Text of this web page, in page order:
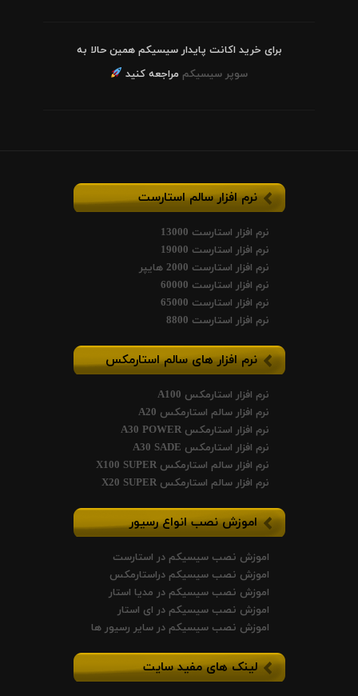
برای خرید اکانت پایدار سیسیکم همین حالا به
سوپر سیسیکم مراجعه کنید
نرم افزار سالم استارست
نرم افزار استارست 13000
نرم افزار استارست 19000
نرم افزار استارست 2000 هایپر
نرم افزار استارست 60000
نرم افزار استارست 65000
نرم افزار استارست 8800
نرم افزار های سالم استارمکس
نرم افزار استارمکس A100
نرم افزار سالم استارمکس A20
نرم افزار استارمکس A30 POWER
نرم افزار استارمکس A30 SADE
نرم افزار سالم استارمکس X100 SUPER
نرم افزار سالم استارمکس X20 SUPER
اموزش نصب انواع رسیور
اموزش نصب سیسیکم در استارست
اموزش نصب سیسیکم دراستارمکس
اموزش نصب سیسیکم در مدیا استار
اموزش نصب سیسیکم در ای استار
اموزش نصب سیسیکم در سایر رسیور ها
لینک های مفید سایت